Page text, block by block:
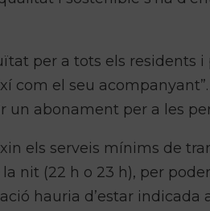
per a tots els residents i
el seu acompanyant”.
abonament per a les
els serveis mínims de
nit (22 h o 23 h), per
hauria d’estar